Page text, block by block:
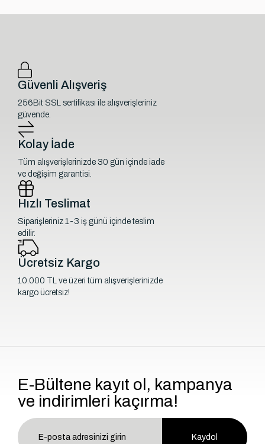
Güvenli Alışveriş
256Bit SSL sertifikası ile alışverişleriniz
güvende.
Kolay İade
Tüm alışverişlerinizde 30 gün içinde iade
ve değişim garantisi.
Hızlı Teslimat
Siparişleriniz 1-3 iş günü içinde teslim
edilir.
Ücretsiz Kargo
10.000 TL ve üzeri tüm alışverişlerinizde
kargo ücretsiz!
E-Bültene kayıt ol, kampanya
ve indirimleri kaçırma!
Kaydol